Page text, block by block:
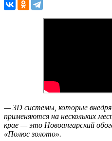
— 3D системы, которые
применяются на нескольких
крае — это Новоангарский
«Полюс золото».